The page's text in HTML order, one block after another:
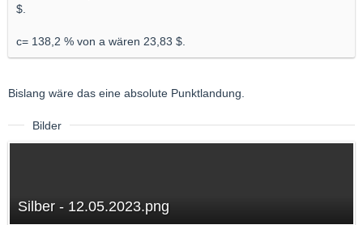
$.
c= 138,2 % von a wären 23,83 $.
Bislang wäre das eine absolute Punktlandung.
Bilder
Silber - 12.05.2023.png